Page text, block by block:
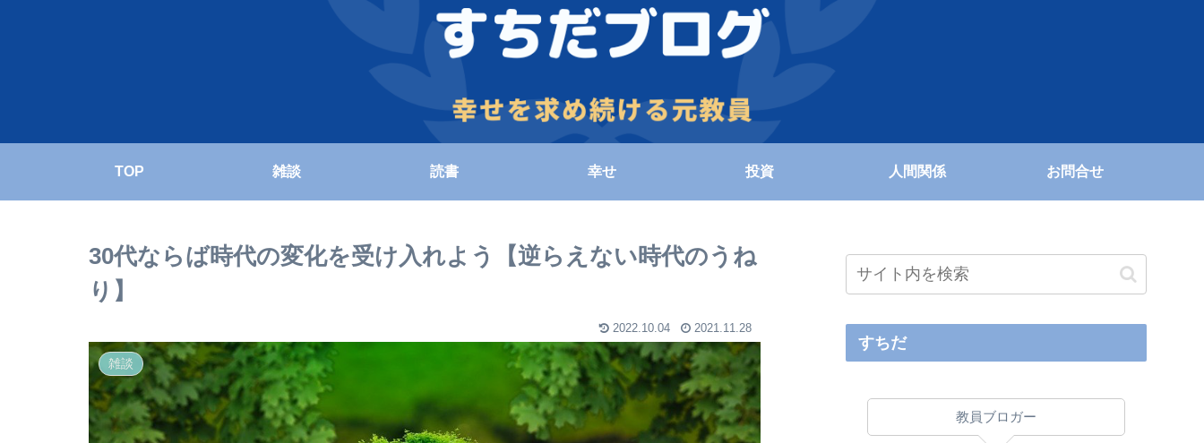
TOP 雑談 読書 幸せ 投資 人間関係 お問合せ
30代ならば時代の変化を受け入れよう【逆らえない時代のうね
り】
2022.10.04 2021.11.28
雑談
すちだ
教員ブロガー